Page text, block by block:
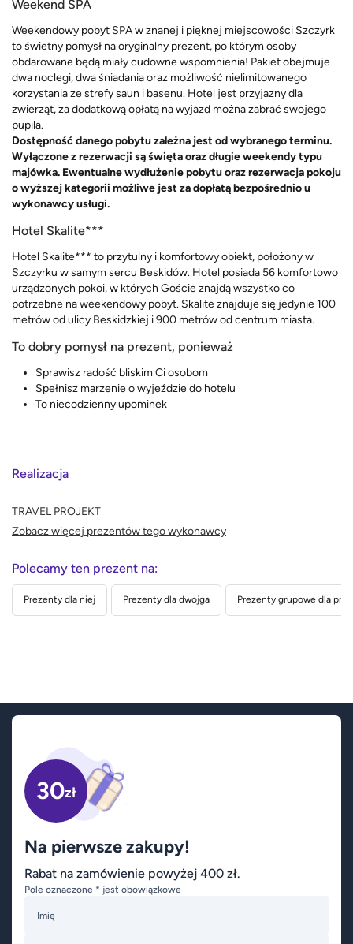
Weekend SPA
Weekendowy pobyt SPA w znanej i pięknej miejscowości Szczyrk
to świetny pomysł na oryginalny prezent, po którym osoby
obdarowane będą miały cudowne wspomnienia! Pakiet obejmuje
dwa noclegi, dwa śniadania oraz możliwość nielimitowanego
korzystania ze strefy saun i basenu. Hotel jest przyjazny dla
zwierząt, za dodatkową opłatą na wyjazd można zabrać swojego
pupila.
Dostępność danego pobytu zależna jest od wybranego terminu.
Wyłączone z rezerwacji są święta oraz długie weekendy typu
majówka. Ewentualne wydłużenie pobytu oraz rezerwacja pokoju
o wyższej kategorii możliwe jest za dopłatą bezpośrednio u
wykonawcy usługi.
Hotel Skalite***
Hotel Skalite*** to przytulny i komfortowy obiekt, położony w
Szczyrku w samym sercu Beskidów. Hotel posiada 56 komfortowo
urządzonych pokoi, w których Goście znajdą wszystko co
potrzebne na weekendowy pobyt. Skalite znajduje się jedynie 100
metrów od ulicy Beskidzkiej i 900 metrów od centrum miasta.
To dobry pomysł na prezent, ponieważ
Sprawisz radość bliskim Ci osobom
Spełnisz marzenie o wyjeździe do hotelu
To niecodzienny upominek
Realizacja
TRAVEL PROJEKT
Zobacz więcej prezentów tego wykonawcy
Polecamy ten prezent na:
Prezenty dla niej Prezenty dla dwojga Prezenty grupowe dla
30zł
Na pierwsze zakupy!
Rabat na zamówienie powyżej 400 zł.
Pole oznaczone * jest obowiązkowe
Imię